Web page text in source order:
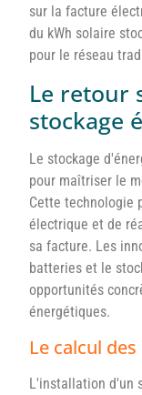
sur la facture
du kWh solaire
pour le réseau
Le retour
stockage
Le stockage
pour maîtriser le
Cette technologie
électrique et de
sa facture. Les
batteries et le
opportunités
énergétiques.
Le calcul
L'installation d'un